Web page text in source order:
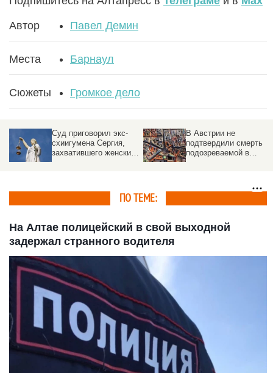
Автор Павел Демин
Места Барнаул
Сюжеты Громкое дело
Суд приговорил экс-
схиигумена Сергия,
захватившего женский
В Австрии не
подтвердили смерть
подозреваемой в
ПО ТЕМЕ:
На Алтае полицейский в свой выходной
задержал странного водителя